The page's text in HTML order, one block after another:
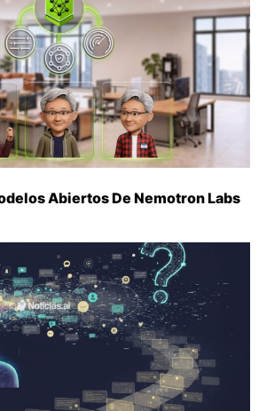
Abiertos De Nemotron Labs